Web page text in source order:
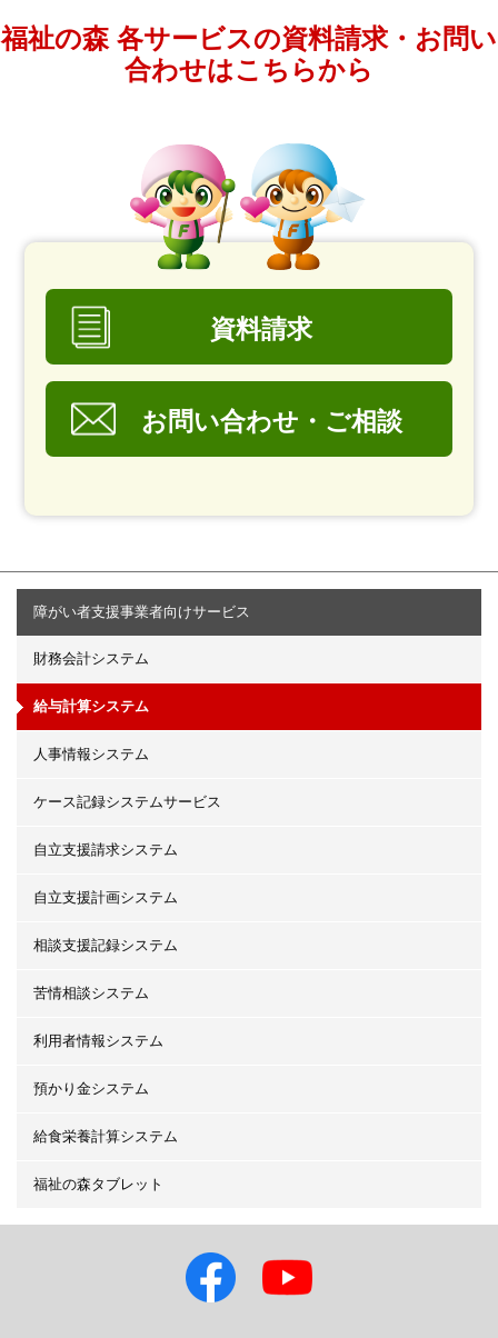
福祉の森 各サービスの資料請求・お問い
合わせはこちらから
資料請求
お問い合わせ・ご相談
障がい者支援事業者向けサービス
財務会計システム
給与計算システム
人事情報システム
ケース記録システムサービス
自立支援請求システム
自立支援計画システム
相談支援記録システム
苦情相談システム
利用者情報システム
預かり金システム
給食栄養計算システム
福祉の森タブレット